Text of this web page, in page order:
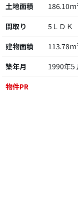
土地面積
間取り
5ＬＤＫ
建物面積
築年月
1990年5
物件PR